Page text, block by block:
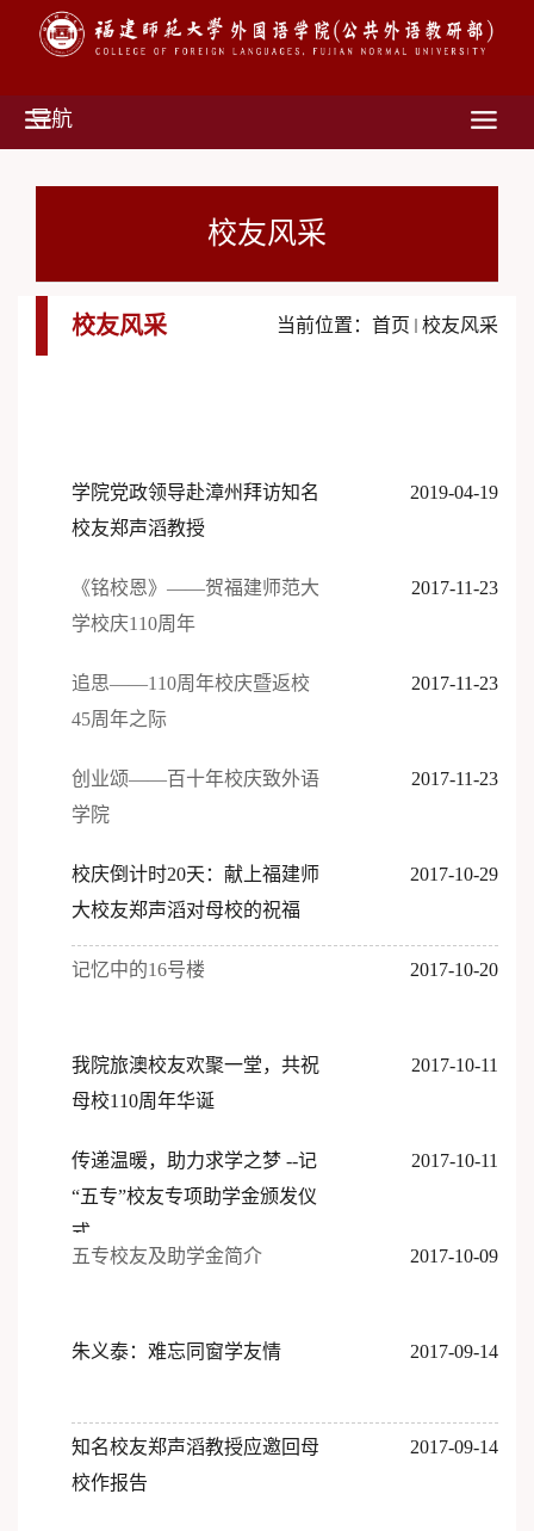
导航
校友风采
校友风采 当前位置： 首页 校友风采
学院党政领导赴漳州拜访知名
校友郑声滔教授
2019-04-19
《铭校恩》——贺福建师范大
学校庆110周年
2017-11-23
追思——110周年校庆暨返校
45周年之际
2017-11-23
创业颂——百十年校庆致外语
学院
2017-11-23
校庆倒计时20天：献上福建师
大校友郑声滔对母校的祝福
2017-10-29
记忆中的16号楼 2017-10-20
我院旅澳校友欢聚一堂，共祝
母校110周年华诞
2017-10-11
传递温暖，助力求学之梦 --记
“五专”校友专项助学金颁发仪
式
2017-10-11
五专校友及助学金简介 2017-10-09
朱义泰：难忘同窗学友情 2017-09-14
知名校友郑声滔教授应邀回母
校作报告
2017-09-14